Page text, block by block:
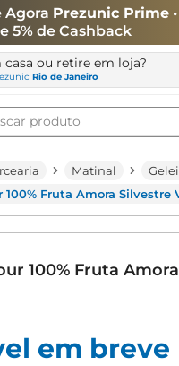
Agora Prezunic Prime
5% de Cashback
casa ou retire em loja?
Rio de Janeiro
produto
Matinal
100% Fruta Amora Silvestre
100% Fruta
em breve